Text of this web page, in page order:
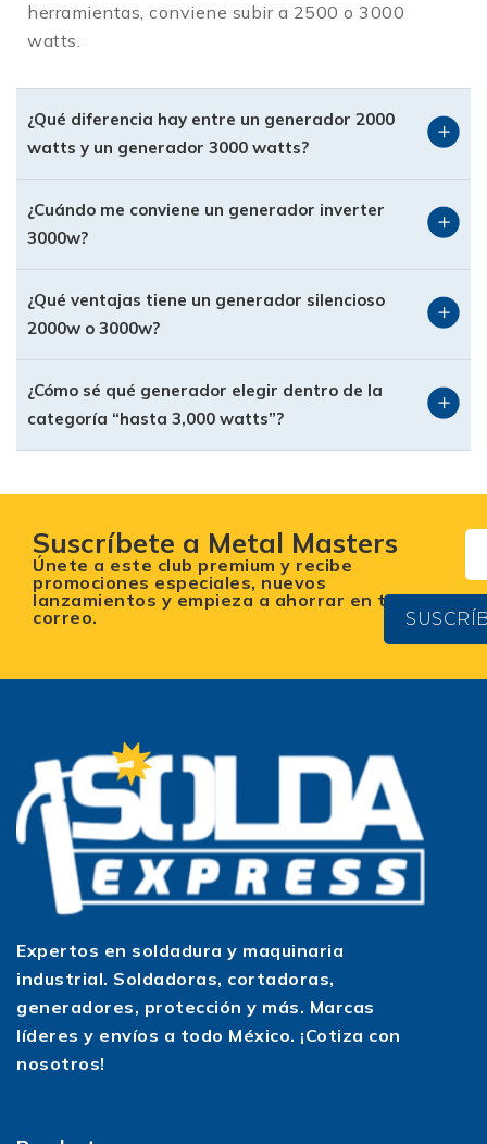
En Solda Express encuentras diferentes
configuraciones dentro de este nivel de
adapte a tu forma de trabajar:
Generadores a gasolina portátiles
excelente relación entre potencia, autonomía y
costo. Son ideales para:
Respaldo en casa durante apagones
Puestos comerciales, food trucks o
Uso en obras ligeras y mantenimiento
computadoras, televisores o equipo electrónico
opción recomendada. La tecnología inverter
ofrece energía más estable, menor consumo y,
en muchos casos, menor nivel de ruido.
Para campismo, zonas residenciales o negocios
3000w te permite trabajar con mucha más
comodidad acústica, sin sacrificar portabilidad ni
rendimiento.
¿Qué puedo alimentar con cada
rango de watts?
podrás encontrar varias potencias. A grandes
rasgos, esto es lo que puedes esperar de cada
una (siempre considerando el consumo de tus
equipos específicos):
herramientas, conviene subir a 2500 o 3000
watts.
¿Qué diferencia hay entre un generador 2000
watts y un generador 3000 watts?
¿Cuándo me conviene un generador inverter
3000w?
¿Qué ventajas tiene un generador silencioso
2000w o 3000w?
¿Cómo sé qué generador elegir dentro de la
categoría “hasta 3,000 watts”?
Suscríbete a Metal Masters
Únete a este club premium y recibe
promociones especiales, nuevos
lanzamientos y empieza a ahorrar en tu
correo.
Expertos en soldadura y maquinaria
industrial. Soldadoras, cortadoras,
generadores, protección y más. Marcas
líderes y envíos a todo México. ¡Cotiza con
nosotros!